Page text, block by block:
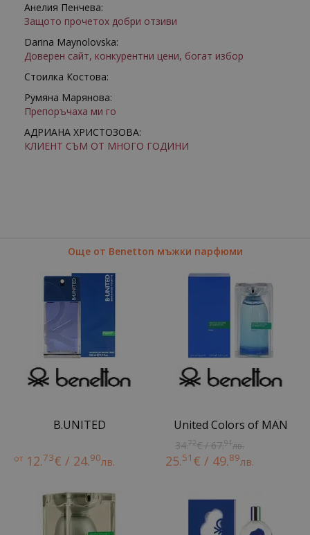
Анелия Пенчева:
Защото прочетох добри отзиви
Darina Maynolovska:
Доверен сайт, конкурентни цени, богат избор
Стоилка Костова:
Румяна Марянова:
Препоръчаха ми го
АДРИАНА ХРИСТОЗОВА:
КЛИЕНТ СЪМ ОТ МНОГО ГОДИНИ
Още от Benetton мъжки парфюми
B.UNITED
от 12.73€ / 24.90лв.
United Colors of MAN
34.72€ / 67.91лв.
25.51 € / 49.89лв.